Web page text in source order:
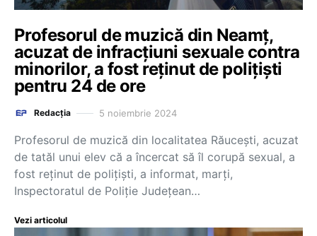
Profesorul de muzică din Neamț,
acuzat de infracţiuni sexuale contra
minorilor, a fost reţinut de poliţişti
pentru 24 de ore
Redacția 5 noiembrie 2024
Profesorul de muzică din localitatea Răuceşti, acuzat
de tatăl unui elev că a încercat să îl corupă sexual, a
fost reţinut de poliţişti, a informat, marţi,
Inspectoratul de Poliţie Judeţean…
Vezi articolul